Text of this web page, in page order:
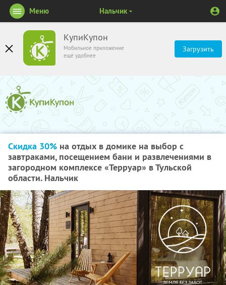
КупиКупон
Мобильное приложение
ещё удобнее
Загрузить
Меню Нальчик
Скидка 30% на отдых в домике на выбор с
завтраками, посещением бани и развлечениями в
загородном комплексе «Терруар» в Тульской
области. Нальчик